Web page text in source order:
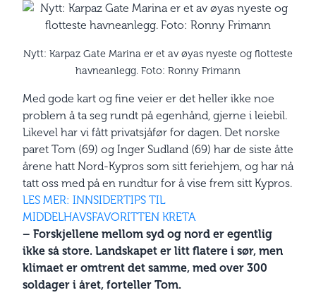
Nytt: Karpaz Gate Marina er et av øyas nyeste og flotteste
havneanlegg. Foto: Ronny Frimann
Med gode kart og fine veier er det heller ikke noe
problem å ta seg rundt på egenhånd, gjerne i leiebil.
Likevel har vi fått privatsjåfør for dagen. Det norske
paret Tom (69) og Inger Sudland (69) har de siste åtte
årene hatt Nord-Kypros som sitt feriehjem, og har nå
tatt oss med på en rundtur for å vise frem sitt Kypros.
LES MER: INNSIDERTIPS TIL
MIDDELHAVSFAVORITTEN KRETA
– Forskjellene mellom syd og nord er egentlig
ikke så store. Landskapet er litt flatere i sør, men
klimaet er omtrent det samme, med over 300
soldager i året, forteller Tom.